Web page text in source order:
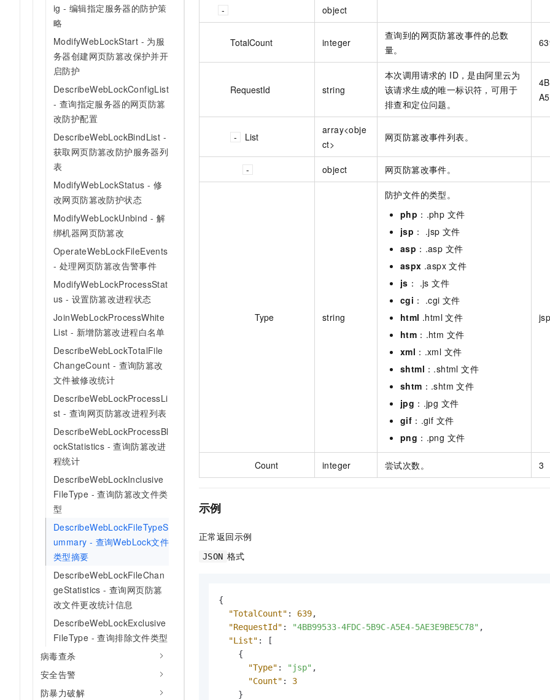
ig - 编辑指定服务器的防护策
略
ModifyWebLockStart - 为服
务器创建网页防篡改保护并开
启防护
DescribeWebLockConfigList
- 查询指定服务器的网页防篡
改防护配置
DescribeWebLockBindList -
获取网页防篡改防护服务器列
表
ModifyWebLockStatus - 修
改网页防篡改防护状态
ModifyWebLockUnbind - 解
绑机器网页防篡改
OperateWebLockFileEvents
- 处理网页防篡改告警事件
ModifyWebLockProcessStat
us - 设置防篡改进程状态
JoinWebLockProcessWhite
List - 新增防篡改进程白名单
DescribeWebLockTotalFile
ChangeCount - 查询防篡改
文件被修改统计
DescribeWebLockProcessLi
st - 查询网页防篡改进程列表
DescribeWebLockProcessBl
ockStatistics - 查询防篡改进
程统计
DescribeWebLockInclusive
FileType - 查询防篡改文件类
型
DescribeWebLockFileTypeS
ummary - 查询WebLock文件
类型摘要
DescribeWebLockFileChan
geStatistics - 查询网页防篡
改文件更改统计信息
DescribeWebLockExclusive
FileType - 查询排除文件类型
病毒查杀
安全告警
防暴力破解
object
TotalCount integer
查询到的网页防篡改事件的总数
量。
RequestId string
本次调用请求的 ID，是由阿里云为
该请求生成的唯一标识符，可用于
排查和定位问题。
List
array<obje
ct>
网页防篡改事件列表。
object 网页防篡改事件。
Type string
防护文件的类型。
php ：.php 文件
jsp ： .jsp 文件
asp ：.asp 文件
aspx .aspx 文件
js ： .js 文件
cgi ： .cgi 文件
html .html 文件
htm ：.htm 文件
xml ：.xml 文件
shtml ：.shtml 文件
shtm ：.shtm 文件
jpg ：.jpg 文件
gif ：.gif 文件
png ：.png 文件
Count integer 尝试次数。 3
示例
正常返回示例
JSON 格式
{
"TotalCount" : 639,
"RequestId" : "4BB99533-4FDC-5B9C-A5E4-5AE3E9BE5C78" ,
"List" :
[
{
"Type" : "jsp" ,
"Count" :
3
}